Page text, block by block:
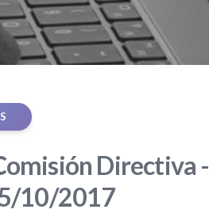
Directiva -
10/2017